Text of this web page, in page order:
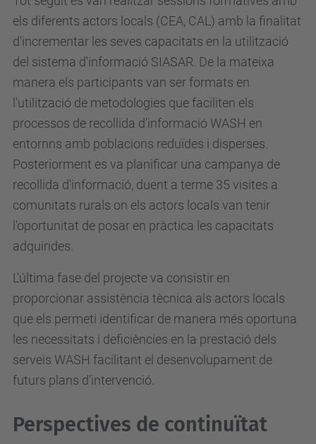
els diferents actors locals (CEA, CAL) amb la finalitat
d'incrementar les seves capacitats en la utilització
del sistema d'informació SIASAR. De la mateixa
manera els participants van ser formats en
l'utilització de metodologies que faciliten els
processos de recollida d'informació WASH en
entornns amb poblacions reduïdes i disperses.
Posteriorment es va planificar una campanya de
recollida d'informació, duent a terme 35 visites a
comunitats rurals on els actors locals van tenir
l'oportunitat de posar en pràctica les capacitats
adquirides.
L'última fase del projecte va consistir en
proporcionar assistència tècnica als actors locals
que els permeti identificar de manera més oportuna
les necessitats i deficiències en la prestació dels
serveis WASH facilitant el desenvolupament de
futurs plans d'intervenció.
Perspectives de continuïtat